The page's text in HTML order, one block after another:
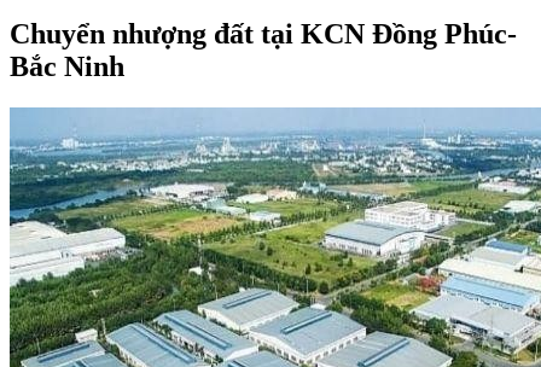
Chuyển nhượng đất tại KCN Đồng Phúc-
Bắc Ninh